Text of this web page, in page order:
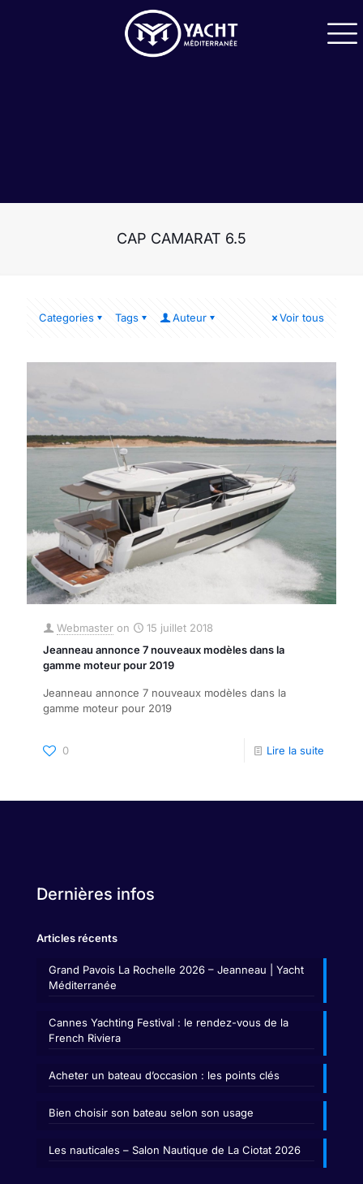
CAP CAMARAT 6.5
Categories Tags Auteur Voir tous
Webmaster on
15 juillet 2018
Jeanneau annonce 7 nouveaux modèles dans la
gamme moteur pour 2019
Jeanneau annonce 7 nouveaux modèles dans la
gamme moteur pour 2019
0 Lire la suite
Dernières infos
Articles récents
Grand Pavois La Rochelle 2026 – Jeanneau | Yacht
Méditerranée
Cannes Yachting Festival : le rendez-vous de la
French Riviera
Acheter un bateau d’occasion : les points clés
Bien choisir son bateau selon son usage
Les nauticales – Salon Nautique de La Ciotat 2026